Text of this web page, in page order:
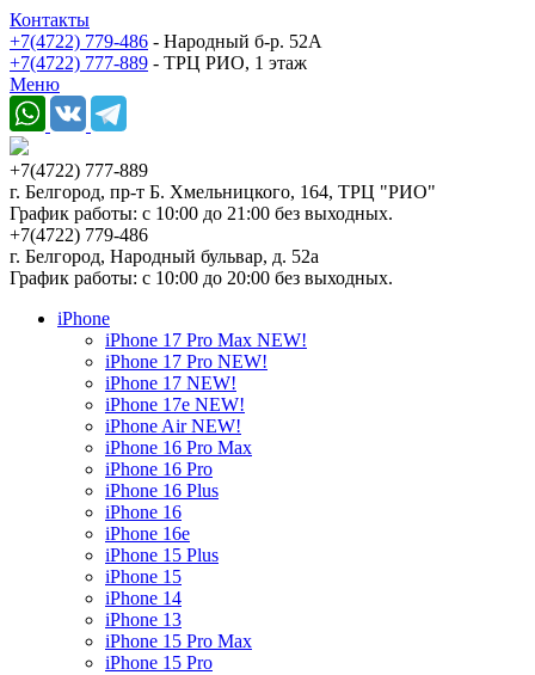
Контакты
+7(4722) 779-486 - Народный б-р. 52А
+7(4722) 777-889 - ТРЦ РИО, 1 этаж
Меню
+7(4722) 777-889
г. Белгород, пр-т Б. Хмельницкого, 164, ТРЦ "РИО"
График работы: с 10:00 до 21:00 без выходных.
+7(4722) 779-486
г. Белгород, Народный бульвар, д. 52а
График работы: с 10:00 до 20:00 без выходных.
iPhone
iPhone 17 Pro Max NEW!
iPhone 17 Pro NEW!
iPhone 17 NEW!
iPhone 17e NEW!
iPhone Air NEW!
iPhone 16 Pro Max
iPhone 16 Pro
iPhone 16 Plus
iPhone 16
iPhone 16e
iPhone 15 Plus
iPhone 15
iPhone 14
iPhone 13
iPhone 15 Pro Max
iPhone 15 Pro